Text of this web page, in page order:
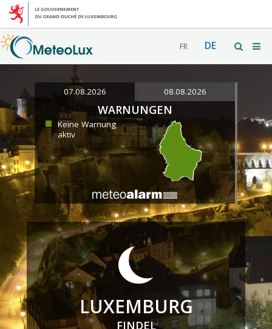
FR DE
07.08.2026 08.08.2026
WARNUNGEN
Keine Warnung
aktiv
LUXEMBURG
FINDEL